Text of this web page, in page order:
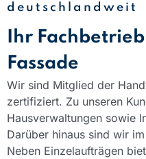
deutschlandweit
Ihr
Fassade
Wir sind Mitglied der
zertifiziert. Zu unseren
Hausverwaltungen sowie
Darüber hinaus sind wir
Neben Einzelaufträgen